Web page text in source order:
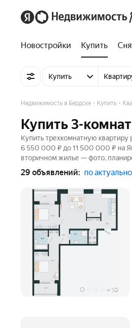
Новостройки Купить
Купить
Недвижимость в Бердске Купить
Купить 3-
Купить трехкомнатную квартиру
6 550 000 ₽ до 11 500 000 ₽ на
вторичном жилье — фото,
29 объявлений: по
+ 10